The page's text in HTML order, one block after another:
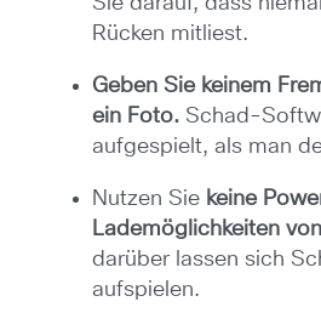
Rücken mitliest.
Geben Sie keinem
ein Foto. Schad-
aufgespielt, als man
Nutzen Sie keine
Lademöglichkeiten
darüber lassen sich
aufspielen.